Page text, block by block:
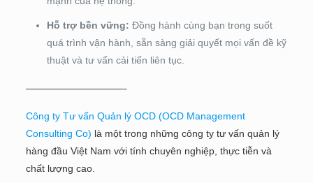
Hỗ trợ bền vững: Đồng hành cùng bạn trong suốt
quá trình vận hành, sẵn sàng giải quyết mọi vấn đề kỹ
thuật và tư vấn cải tiến liên tục.
——————————-
Công ty Tư vấn Quản lý OCD (OCD Management
Consulting Co) là một trong những công ty tư vấn quản lý
hàng đầu Việt Nam với tính chuyên nghiệp, thực tiễn và
chất lượng cao.